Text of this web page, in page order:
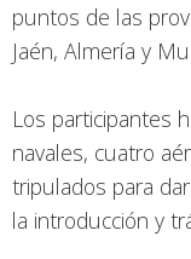
puntos de las
Jaén, Almería y
Los participantes
navales, cuatro
tripulados para
la introducción y